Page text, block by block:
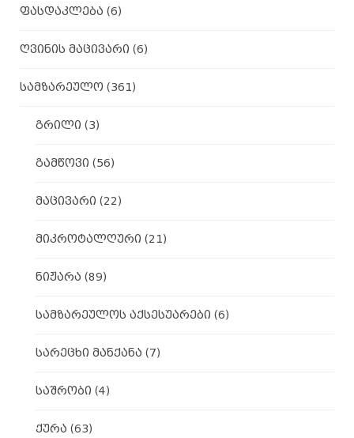
ფასდაკლება (6)
ღვინის მაცივარი (6)
სამზარეულო (361)
გრილი (3)
გამწოვი (56)
მაცივარი (22)
მიკროტალღური (21)
ნიჟარა (89)
სამზარეულოს აქსესუარები (6)
სარეცხი მანქანა (7)
საშრობი (4)
ქურა (63)